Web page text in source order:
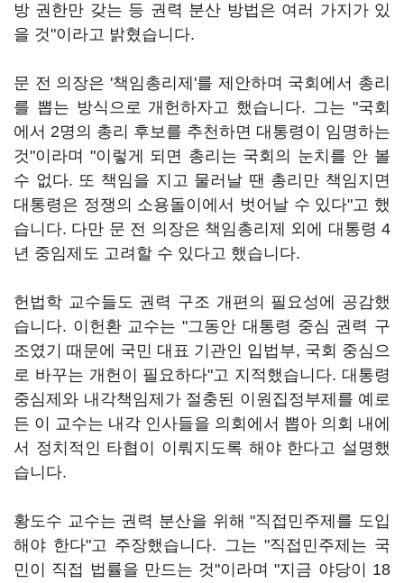
방 권한만 갖는 등 권력 분산 방법은 여러 가지가 있
을 것"이라고 밝혔습니다.
문 전 의장은 '책임총리제'를 제안하며 국회에서 총리
를 뽑는 방식으로 개헌하자고 했습니다. 그는 "국회
에서 2명의 총리 후보를 추천하면 대통령이 임명하는
것"이라며 "이렇게 되면 총리는 국회의 눈치를 안 볼
수 없다. 또 책임을 지고 물러날 땐 총리만 책임지면
대통령은 정쟁의 소용돌이에서 벗어날 수 있다"고 했
습니다. 다만 문 전 의장은 책임총리제 외에 대통령 4
년 중임제도 고려할 수 있다고 했습니다.
헌법학 교수들도 권력 구조 개편의 필요성에 공감했
습니다. 이헌환 교수는 "그동안 대통령 중심 권력 구
조였기 때문에 국민 대표 기관인 입법부, 국회 중심으
로 바꾸는 개헌이 필요하다"고 지적했습니다. 대통령
중심제와 내각책임제가 절충된 이원집정부제를 예로
든 이 교수는 내각 인사들을 의회에서 뽑아 의회 내에
서 정치적인 타협이 이뤄지도록 해야 한다고 설명했
습니다.
황도수 교수는 권력 분산을 위해 "직접민주제를 도입
해야 한다"고 주장했습니다. 그는 "직접민주제는 국
민이 직접 법률을 만드는 것"이라며 "지금 야당이 18